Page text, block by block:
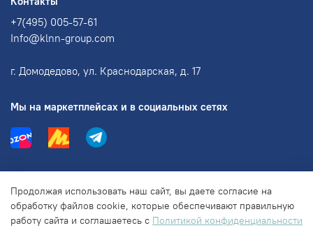
Информация
+7(495) 005-57-61
Info@klnn-group.com
г. Домодедово, ул. Краснодарская, д. 17
Мы на маркетплейсах и в социальных сетях
Продолжая использовать наш сайт, вы даете согласие на
обработку файлов cookie, которые обеспечивают правильную
работу сайта и соглашаетесь с Политикой конфиденциальности